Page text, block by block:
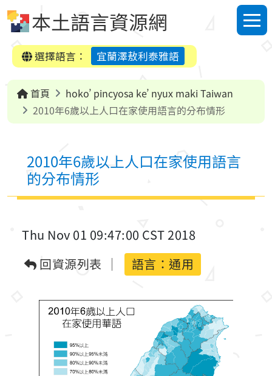
本土語言資源網
選單
選擇語言：
宜蘭澤敖利泰雅語
首頁
hoko’ pincyosa ke’ nyux maki Taiwan
2010年6歲以上人口在家使用語言的分布情形
2010年6歲以上人口在家使用語言
的分布情形
Thu Nov 01 09:47:00 CST 2018
回資源列表
語言：通用